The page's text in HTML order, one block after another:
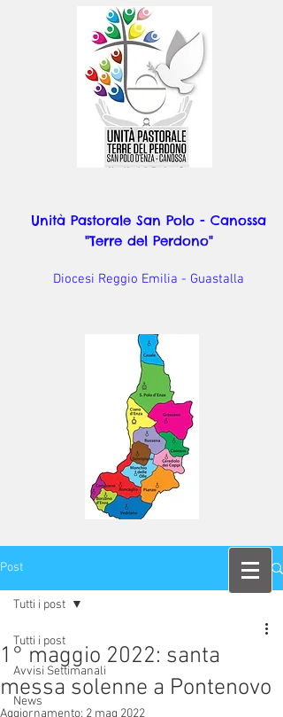
Unità Pastorale San Polo - Canossa
"Terre del Perdono"
Diocesi Reggio Emilia - Guastalla
Post
Tutti i post
Avvisi Settimanali
News
Tutti i post
1° maggio 2022: santa
messa solenne a Pontenovo
Aggiornamento: 2 mag 2022